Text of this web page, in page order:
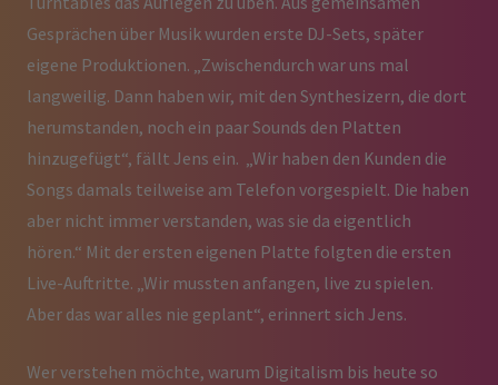
Gesprächen über Musik wurden erste DJ-Sets, später
eigene Produktionen. „Zwischendurch war uns mal
langweilig. Dann haben wir, mit den Synthesizern, die dort
herumstanden, noch ein paar Sounds den Platten
hinzugefügt“, fällt Jens ein. „Wir haben den Kunden die
Songs damals teilweise am Telefon vorgespielt. Die haben
aber nicht immer verstanden, was sie da eigentlich
hören.“ Mit der ersten eigenen Platte folgten die ersten
Live-Auftritte. „Wir mussten anfangen, live zu spielen.
Aber das war alles nie geplant“, erinnert sich Jens.
Wer verstehen möchte, warum Digitalism bis heute so